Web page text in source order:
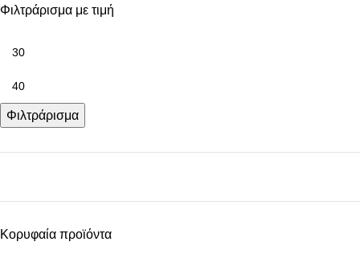
Φιλτράρισμα με τιμή
Φιλτράρισμα
Κορυφαία προϊόντα